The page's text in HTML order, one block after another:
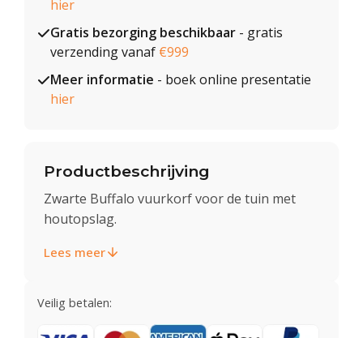
hier
Gratis bezorging beschikbaar - gratis
verzending vanaf €999
Meer informatie - boek online presentatie
hier
Productbeschrijving
Zwarte Buffalo vuurkorf voor de tuin met
houtopslag.
Lees meer
Veilig betalen: